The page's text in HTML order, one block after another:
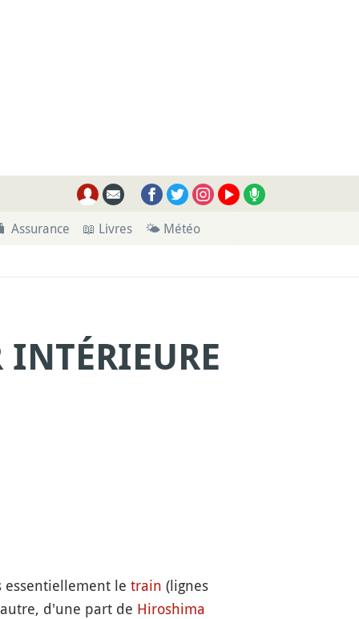
Assurance 📖 Livres 🌤 Météo
INTÉRIEURE
le train (lignes
d'une part de Hiroshima